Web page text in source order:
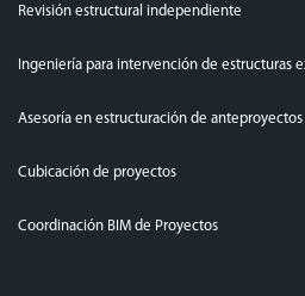
Revisión estructural independiente
Ingeniería para intervención de estructuras
Asesoría en estructuración de anteproyectos
Cubicación de proyectos
Coordinación BIM de Proyectos